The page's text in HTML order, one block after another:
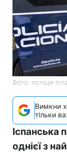
Фото: поліція
Вимкни
тільки
Іспанська
однієї з